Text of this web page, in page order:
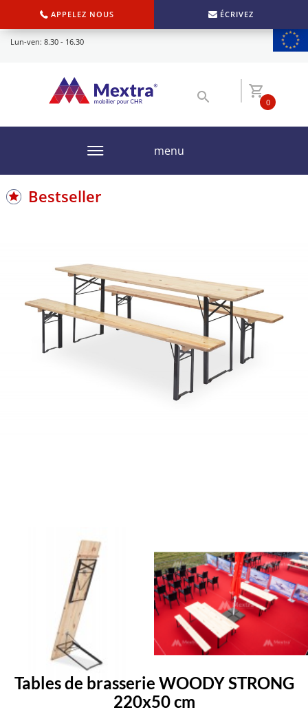
APPELEZ NOUS ÉCRIVEZ
Lun-ven: 8.30 - 16.30
0
menu
Bestseller
Tables de brasserie WOODY STRONG
220x50 cm